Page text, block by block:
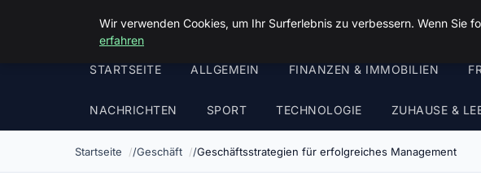
Malzminden
STARTSEITE ALLGEMEIN FINANZEN & IMMOBILIEN
NACHRICHTEN SPORT TECHNOLOGIE ZUHAUSE &
Startseite Geschäft Geschäftsstrategien für erfolgreiches Management
Wir verwenden Cookies, um Ihr Surferlebnis zu verbessern. Wenn Sie
erfahren